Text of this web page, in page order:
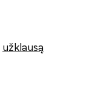
užklausą